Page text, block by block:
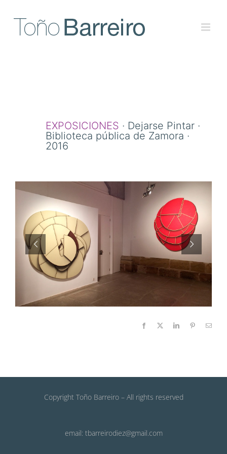
EXPOSICIONES · Dejarse Pintar ·
Biblioteca pública de Zamora ·
2016
Facebook LinkedInPinterestEmail
Copyright Toño Barreiro – All rights reserved
email: tbarreirodiez@gmail.com